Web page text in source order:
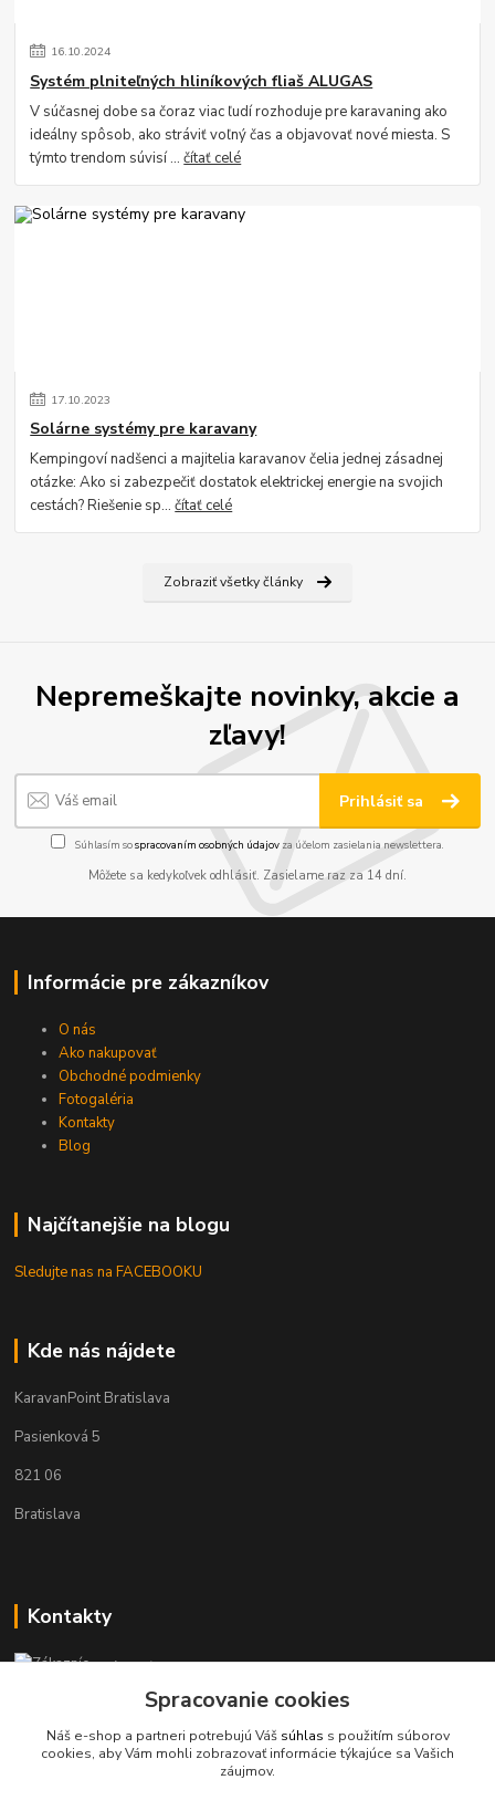
16.10.2024
Systém plniteľných hliníkových fliaš ALUGAS
V súčasnej dobe sa čoraz viac ľudí rozhoduje pre karavaning ako
ideálny spôsob, ako stráviť voľný čas a objavovať nové miesta. S
týmto trendom súvisí ...čítať celé
17.10.2023
Solárne systémy pre karavany
Kempingoví nadšenci a majitelia karavanov čelia jednej zásadnej
otázke: Ako si zabezpečiť dostatok elektrickej energie na svojich
cestách? Riešenie sp...čítať celé
Zobraziť všetky články
Nepremeškajte novinky, akcie a
zľavy!
Prihlásiť sa
Súhlasím sospracovaním osobných údajov za účelom zasielania newslettera.
Môžete sa kedykoľvek odhlásiť. Zasielame raz za 14 dní.
Informácie pre zákazníkov
O nás
Ako nakupovať
Obchodné podmienky
Fotogaléria
Kontakty
Blog
Najčítanejšie na blogu
Sledujte nas na FACEBOOKU
Kde nás nájdete
KaravanPoint Bratislava
Pasienková 5
821 06
Bratislava
Kontakty
Zákaznícka podpora KaravanPoint
+421902309993
(Po-Pia, 9-18 hod.)
info@karavanpoint.sk
Spracovanie cookies
Náš e-shop a partneri potrebujú Váš súhlas s použitím súborov
cookies, aby Vám mohli zobrazovať informácie týkajúce sa Vašich
záujmov.